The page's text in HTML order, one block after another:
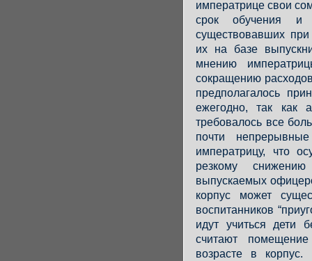
императрице свои
срок обучения и
существовавших при
их на базе
мнению
сокращению
предполагалось
ежегодно, так как
требовалось все
почти
императрицу, что
резкому
выпускаемых
корпус может
воспитанников
идут учиться дети
считают
возрасте в